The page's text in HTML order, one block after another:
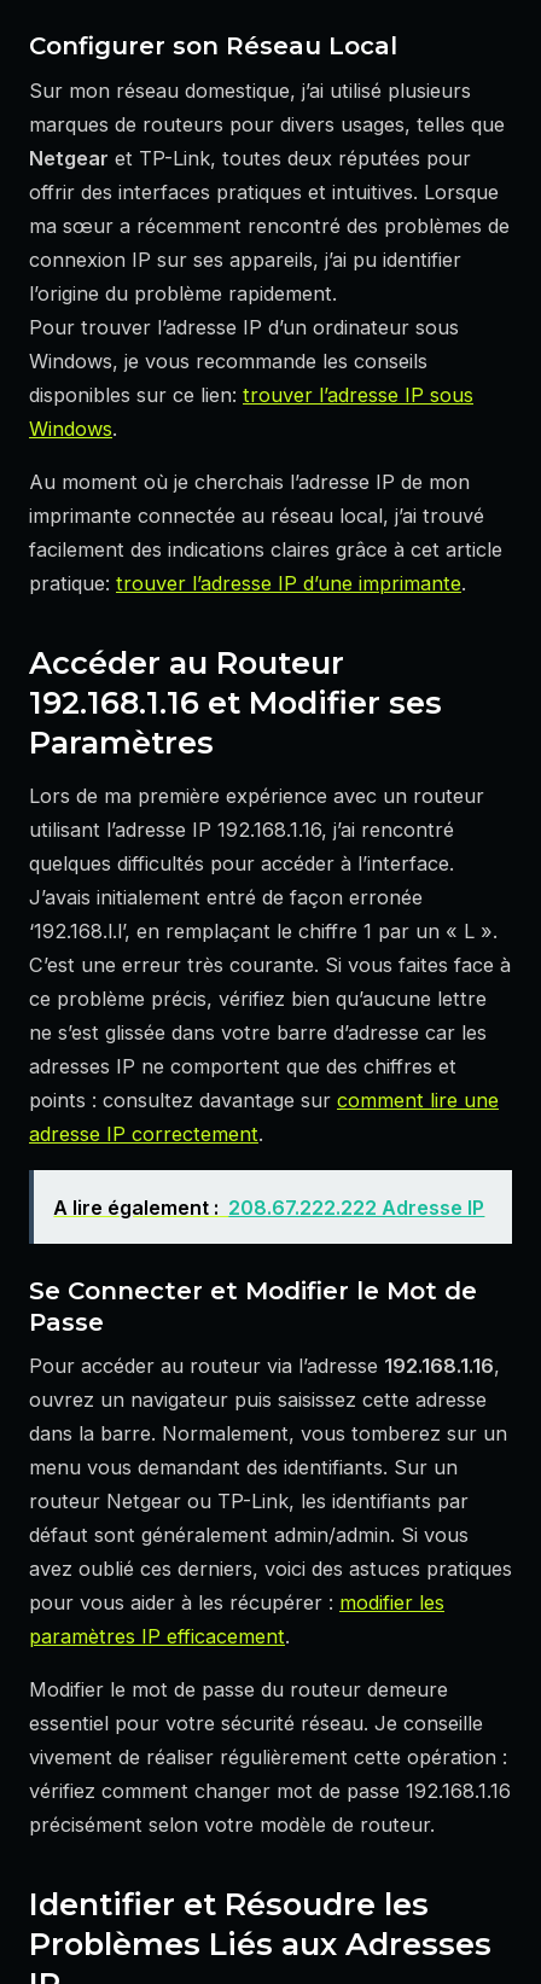
Configurer son Réseau Local
Sur mon réseau domestique, j’ai utilisé plusieurs
marques de routeurs pour divers usages, telles que
Netgear et TP-Link, toutes deux réputées pour
offrir des interfaces pratiques et intuitives. Lorsque
ma sœur a récemment rencontré des problèmes de
connexion IP sur ses appareils, j’ai pu identifier
l’origine du problème rapidement.
Pour trouver l’adresse IP d’un ordinateur sous
Windows, je vous recommande les conseils
disponibles sur ce lien: trouver l’adresse IP sous
Windows.
Au moment où je cherchais l’adresse IP de mon
imprimante connectée au réseau local, j’ai trouvé
facilement des indications claires grâce à cet article
pratique: trouver l’adresse IP d’une imprimante.
Accéder au Routeur
192.168.1.16 et Modifier ses
Paramètres
Lors de ma première expérience avec un routeur
utilisant l’adresse IP 192.168.1.16, j’ai rencontré
quelques difficultés pour accéder à l’interface.
J’avais initialement entré de façon erronée
‘192.168.l.l’, en remplaçant le chiffre 1 par un « L ».
C’est une erreur très courante. Si vous faites face à
ce problème précis, vérifiez bien qu’aucune lettre
ne s’est glissée dans votre barre d’adresse car les
adresses IP ne comportent que des chiffres et
points : consultez davantage sur comment lire une
adresse IP correctement.
A lire également : 208.67.222.222 Adresse IP
Se Connecter et Modifier le Mot de
Passe
Pour accéder au routeur via l’adresse 192.168.1.16,
ouvrez un navigateur puis saisissez cette adresse
dans la barre. Normalement, vous tomberez sur un
menu vous demandant des identifiants. Sur un
routeur Netgear ou TP-Link, les identifiants par
défaut sont généralement admin/admin. Si vous
avez oublié ces derniers, voici des astuces pratiques
pour vous aider à les récupérer : modifier les
paramètres IP efficacement.
Modifier le mot de passe du routeur demeure
essentiel pour votre sécurité réseau. Je conseille
vivement de réaliser régulièrement cette opération :
vérifiez comment changer mot de passe 192.168.1.16
précisément selon votre modèle de routeur.
Identifier et Résoudre les
Problèmes Liés aux Adresses